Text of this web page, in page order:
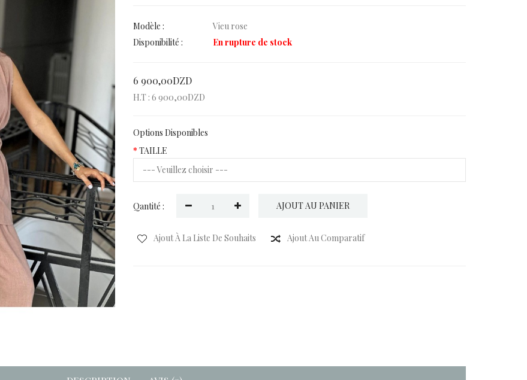
Modèle :
Vieu rose
Disponibilité :
En rupture de stock
6 900,00DZD
H.T : 6 900,00DZD
Options Disponibles
TAILLE
Qantité : AJOUT AU PANIER
Ajout À La Liste De Souhaits Ajout Au Comparatif